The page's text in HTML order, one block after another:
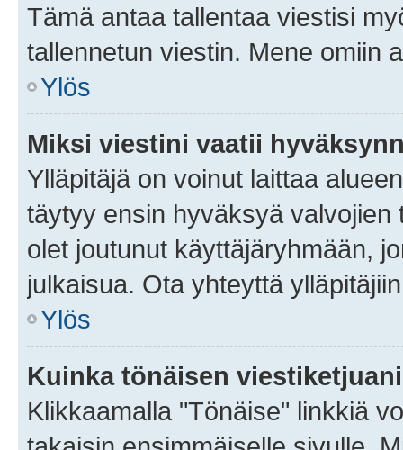
Tämä antaa tallentaa viestisi
tallennetun viestin. Mene omiin
Ylös
Miksi viestini vaatii
Ylläpitäjä on voinut laittaa
täytyy ensin hyväksyä
olet joutunut käyttäjäryhmään,
julkaisua. Ota yhteyttä
Ylös
Kuinka tönäisen
Klikkaamalla "Tönäise" linkkiä